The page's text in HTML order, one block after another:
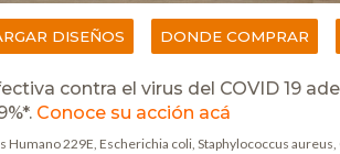
DISEÑOS DONDE COMPRAR
contra el virus del COVID 19
Conoce su acción acá
229E, Escherichia coli, Staphylococcus